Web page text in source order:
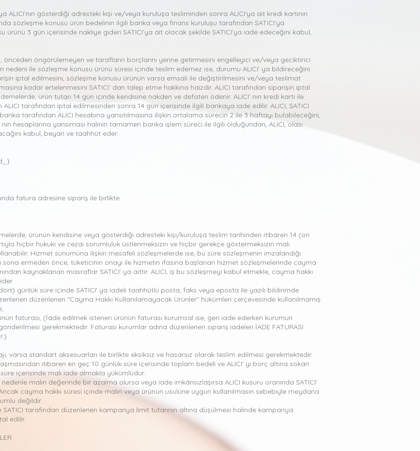
ALICI’nın gösterdiği adresteki kişi ve/veya kuruluşa tesliminden sonra ALICI'ya ait kredi kartının
sözleşme konusu ürün bedelinin ilgili banka veya finans kuruluşu tarafından SATICI'ya
ürünü 3 gün içerisinde nakliye gideri SATICI’ya ait olacak şekilde SATICI’ya iade edeceğini kabul,
önceden öngörülemeyen ve tarafların borçlarını yerine getirmesini engelleyici ve/veya geciktirici
nedeni ile sözleşme konusu ürünü süresi içinde teslim edemez ise, durumu ALICI' ya bildireceğini
iptal edilmesini, sözleşme konusu ürünün varsa emsali ile değiştirilmesini ve/veya teslimat
kadar ertelenmesini SATICI’ dan talep etme hakkına haizdir. ALICI tarafından siparişin iptal
ürün tutarı 14 gün içinde kendisine nakden ve defaten ödenir. ALICI’ nın kredi kartı ile
ALICI tarafından iptal edilmesinden sonra 14 gün içerisinde ilgili bankaya iade edilir. ALICI, SATICI
tarafından ALICI hesabına yansıtılmasına ilişkin ortalama sürecin 2 ile 3 haftayı bulabileceğini,
hesaplarına yansıması halinin tamamen banka işlem süreci ile ilgili olduğundan, ALICI, olası
kabul, beyan ve taahhüt eder.
fatura adresine sipariş ile birlikte
ürünün kendisine veya gösterdiği adresteki kişi/kuruluşa teslim tarihinden itibaren 14 (on
hiçbir hukuki ve cezai sorumluluk üstlenmeksizin ve hiçbir gerekçe göstermeksizin malı
Hizmet sunumuna ilişkin mesafeli sözleşmelerde ise, bu süre sözleşmenin imzalandığı
ermeden önce, tüketicinin onayı ile hizmetin ifasına başlanan hizmet sözleşmelerinde cayma
kaynaklanan masraflar SATICI’ ya aittir. ALICI, iş bu sözleşmeyi kabul etmekle, cayma hakkı
günlük süre içinde SATICI' ya iadeli taahhütlü posta, faks veya eposta ile yazılı bildirimde
düzenlenen "Cayma Hakkı Kullanılamayacak Ürünler" hükümleri çerçevesinde kullanılmamış
faturası, (İade edilmek istenen ürünün faturası kurumsal ise, geri iade ederken kurumun
gerekmektedir. Faturası kurumlar adına düzenlenen sipariş iadeleri İADE FATURASI
varsa standart aksesuarları ile birlikte eksiksiz ve hasarsız olarak teslim edilmesi gerekmektedir.
itibaren en geç 10 günlük süre içerisinde toplam bedeli ve ALICI’ yı borç altına sokan
içerisinde malı iade almakla yükümlüdür.
malın değerinde bir azalma olursa veya iade imkânsızlaşırsa ALICI kusuru oranında SATICI’
cayma hakkı süresi içinde malın veya ürünün usulüne uygun kullanılmasın sebebiyle meydana
değildir.
SATICI tarafından düzenlenen kampanya limit tutarının altına düşülmesi halinde kampanya
edilir.